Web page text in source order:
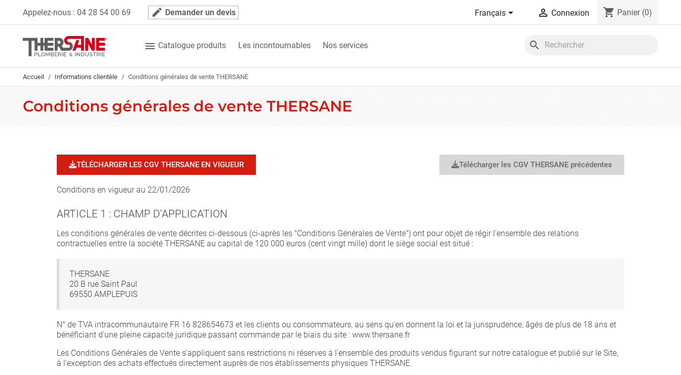
Appelez-nous : 04 28 54 00 69 mode_edit Demander un devis Français  Connexion shopping_cart Panier (0)
 Catalogue produits Les incontournables Nos services search
Accueil Informations clientèle Conditions générales de vente THERSANE
Conditions générales de vente THERSANE
TÉLÉCHARGER LES CGV THERSANE EN VIGUEUR Télécharger les CGV THERSANE précédentes
Conditions en vigueur au 22/01/2026
ARTICLE 1 : CHAMP D'APPLICATION
Les conditions générales de vente décrites ci-dessous (ci-après les "Conditions Générales de Vente") ont pour objet de régir l'ensemble des relations
contractuelles entre la société THERSANE au capital de 120 000 euros (cent vingt mille) dont le siège social est situé :
THERSANE
20 B rue Saint Paul
69550 AMPLEPUIS
N° de TVA intracommunautaire FR 16 828654673 et les clients ou consommateurs, au sens qu'en donnent la loi et la jurisprudence, âgés de plus de 18 ans et
bénéficiant d'une pleine capacité juridique passant commande par le biais du site : www.thersane.fr
Les Conditions Générales de Vente s'appliquent sans restrictions ni réserves à l'ensemble des produits vendus figurant sur notre catalogue et publié sur le Site,
à l'exception des achats effectués directement auprès de nos établissements physiques THERSANE.